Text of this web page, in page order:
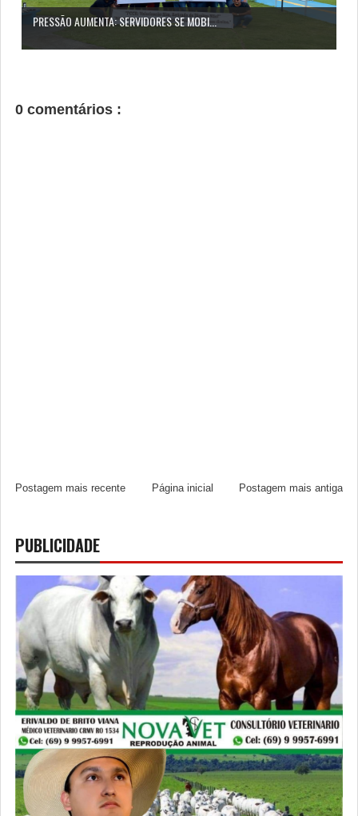
PRESSÃO AUMENTA: SERVIDORES SE MOBI...
0 comentários :
Postagem mais recente Postagem mais antiga
Página inicial
PUBLICIDADE